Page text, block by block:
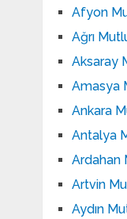
Afyon
Ağrı
Aksaray
Amasya
Ankara
Antalya
Ardahan
Artvin
Aydın